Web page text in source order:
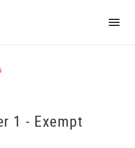
Toggle
1 - Exempt